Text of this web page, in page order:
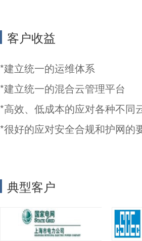
客户收益
*建立统一的运维体系
*建立统一的混合云管理平台
*高效、低成本的应对各种不同
*很好的应对安全合规和护网的
典型客户